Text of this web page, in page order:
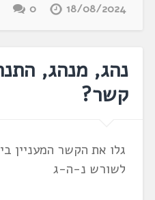
18/08/2024
0
נהג, מנהג,
קשר?
גלו את הקשר המעניין
לשורש נ-ה-ג